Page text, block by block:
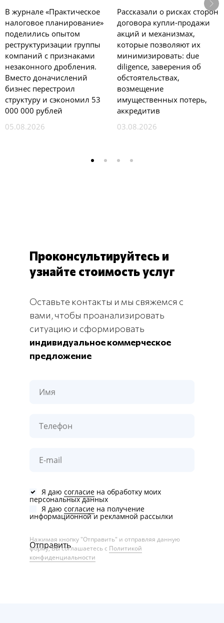
В журнале «Практическое
налоговое планирование»
поделились опытом
реструктуризации группы
компаний с признаками
незаконного дробления.
Вместо доначислений
бизнес перестроил
структуру и сэкономил 53
000 000 рублей
05.08.2026
Рассказали о рисках сторон
договора купли-продажи
акций и механизмах,
которые позволяют их
минимизировать: due
diligence, заверения об
обстоятельствах,
возмещение
имущественных потерь,
аккредитив
03.08.2026
Проконсультируйтесь и
узнайте стоимость услуг
Оставьте контакты и мы свяжемся с
вами, чтобы проанализировать
ситуацию и сформировать
индивидуальное коммерческое
предложение
Я даю согласие на обработку моих
персональных данных
Я даю согласие на получение
информационной и рекламной рассылки
Отправить
Нажимая кнопку "Отправить" и отправляя данную
форму, Вы соглашаетесь с Политикой
конфиденциальности